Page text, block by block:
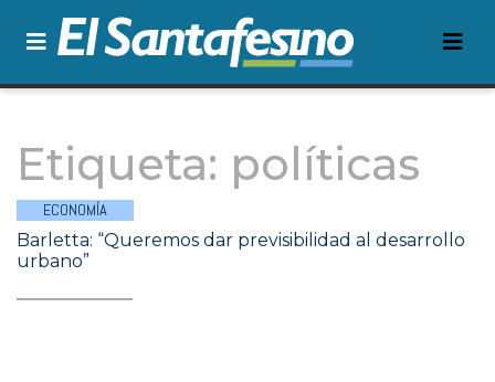
Etiqueta: políticas
ECONOMÍA
Barletta: “Queremos dar previsibilidad al desarrollo
urbano”